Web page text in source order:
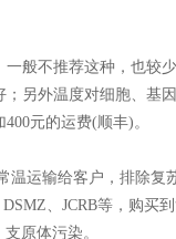
般不推荐这种，也较
另外温度对细胞、基
元的运费(顺丰)。
运输给客户，排除
、JCRB等，购
原体污染。